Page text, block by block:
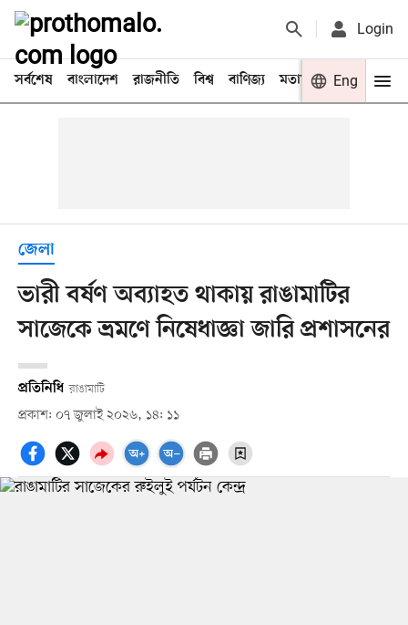
Login
সর্বশেষ বাংলাদেশ রাজনীতি বিশ্ব বাণিজ্য মতামত খেলা
Eng
জেলা
ভারী বর্ষণ অব্যাহত থাকায় রাঙামাটির
সাজেকে ভ্রমণে নিষেধাজ্ঞা জারি প্রশাসনের
প্রতিনিধি রাঙামাটি
প্রকাশ: ০৭ জুলাই ২০২৬, ১৪: ১১